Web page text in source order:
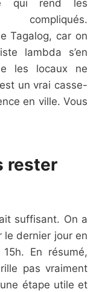
qui rend les
compliqués.
Tagalog, car on
lambda s’en
les locaux ne
un vrai casse-
en ville. Vous
rester
suffisant. On a
le dernier jour en
En résumé,
pas vraiment
étape utile et